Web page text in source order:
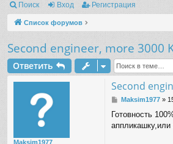
с
ы
и
Поиск Вход Регистрация
Список форумов
Second engineer, more 3000
Ответить
Maksim1977
Second
С
о
б
Maksim1977»
Готовность